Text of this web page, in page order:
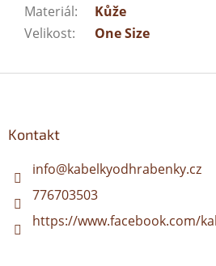
Materiál:
Kůže
Velikost: One Size
Kontakt
info@kabelkyodhrabenky.cz
776703503
https://www.facebook.com/